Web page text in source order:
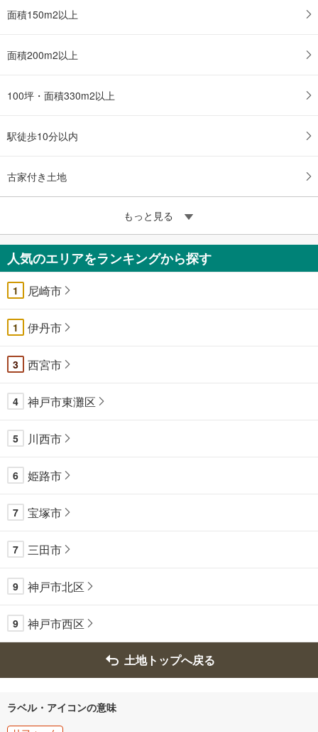
面積150m2以上
面積200m2以上
100坪・面積330m2以上
駅徒歩10分以内
古家付き土地
もっと見る
人気のエリアをランキングから探す
1 尼崎市
1 伊丹市
3 西宮市
4 神戸市東灘区
5 川西市
6 姫路市
7 宝塚市
7 三田市
9 神戸市北区
9 神戸市西区
土地トップへ戻る
ラベル・アイコンの意味